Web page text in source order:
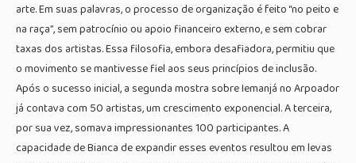
arte. Em suas palavras, o processo de organização é feito “no peito e
na raça”, sem patrocínio ou apoio financeiro externo, e sem cobrar
taxas dos artistas. Essa filosofia, embora desafiadora, permitiu que
o movimento se mantivesse fiel aos seus princípios de inclusão.
Após o sucesso inicial, a segunda mostra sobre Iemanjá no Arpoador
já contava com 50 artistas, um crescimento exponencial. A terceira,
por sua vez, somava impressionantes 100 participantes. A
capacidade de Bianca de expandir esses eventos resultou em levas